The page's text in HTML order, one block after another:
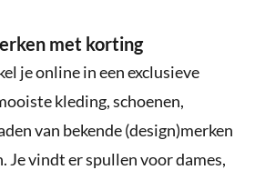
met korting
je online in een exclusieve
kleding, schoenen,
van bekende (design)merken
Je vindt er spullen voor dames,